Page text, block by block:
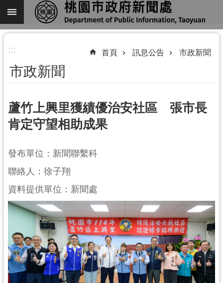
跳到主要內容區塊
進
搜
尋
關
我
們
機
通
錄
業
務
資
::: 首頁 訊息公告 市政新聞
市政新聞
蘆竹上興里獲績優治安社區 張市長
肯定守望相助成果
發布單位：新聞聯繫科
聯絡人：徐子翔
資料提供單位：新聞處